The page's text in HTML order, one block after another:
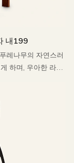
내199
레나무의 자연스러
하며, 우아한 라인